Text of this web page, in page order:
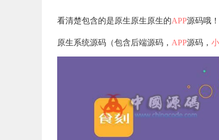
看清楚包含的是原生原生原生的APP源码哦
原生系统源码（包含后端源码， APP源码，